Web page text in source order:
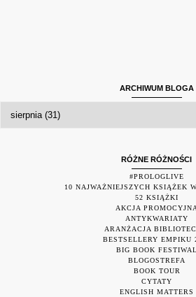
ARCHIWUM BLOGA
RÓŻNE RÓŻNOŚCI
#PROLOGLIVE
10 NAJWAŻNIEJSZYCH KSIĄŻEK
52 KSIĄŻKI
AKCJA
ANTYKWARIATY
ARANŻACJA
BESTSELLERY EMPIKU
BIG BOOK FESTIWAL
BLOGOSTREFA
BOOK TOUR
CYTATY
ENGLISH MATTERS